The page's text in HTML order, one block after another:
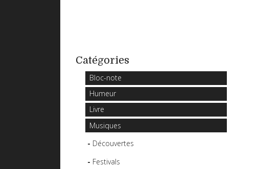
Catégories
Bloc-note
Humeur
Livre
Musiques
Découvertes
Festivals